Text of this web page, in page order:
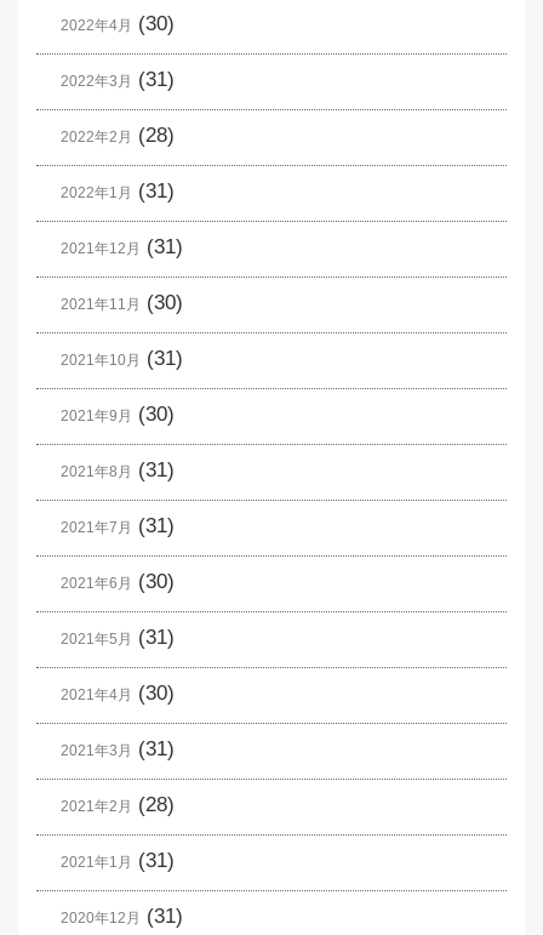
2022年4月 (30)
2022年3月 (31)
2022年2月 (28)
2022年1月 (31)
2021年12月 (31)
2021年11月 (30)
2021年10月 (31)
2021年9月 (30)
2021年8月 (31)
2021年7月 (31)
2021年6月 (30)
2021年5月 (31)
2021年4月 (30)
2021年3月 (31)
2021年2月 (28)
2021年1月 (31)
2020年12月 (31)